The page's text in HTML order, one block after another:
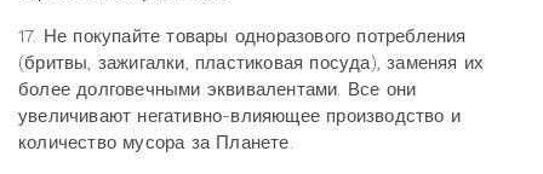
17. Не покупайте товары одноразового потребления
(бритвы, зажигалки, пластиковая посуда), заменяя их
более долговечными эквивалентами. Все они
увеличивают негативно-влияющее производство и
количество мусора за Планете.